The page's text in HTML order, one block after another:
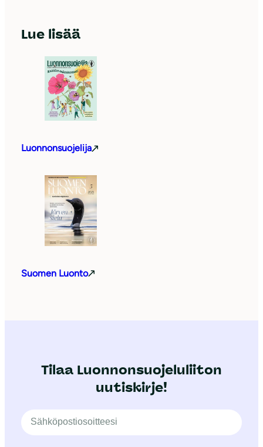
Lue lisää
Luonnonsuojelija
Suomen Luonto
Tilaa Luonnonsuojeluliiton
uutiskirje!